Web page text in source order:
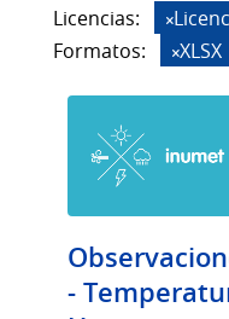
Licencias:
Formatos:
XLSX
-